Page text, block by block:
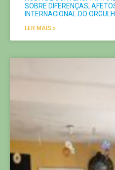
SOBRE DIFERENÇAS,
INTERNACIONAL DO
LER MAIS »